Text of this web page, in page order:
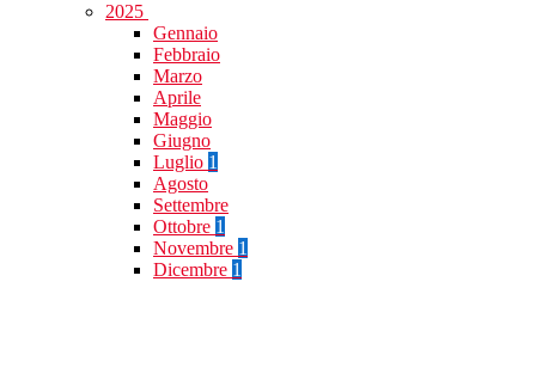
2025
Gennaio
Febbraio
Marzo
Aprile
Maggio
Giugno
Luglio 1
Agosto
Settembre
Ottobre 1
Novembre 1
Dicembre 1